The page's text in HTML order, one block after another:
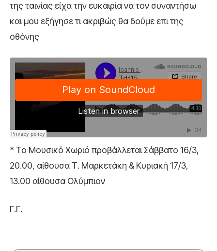
της ταινίας είχα την ευκαιρία να τον συναντήσω
και μου εξήγησε τι ακριβώς θα δούμε επι της
οθόνης
* Το Μουσικό Χωριό προβάλλεται Σάββατο 16/3,
20.00, αίθουσα Τ. Μαρκετάκη & Κυριακή 17/3,
13.00 αίθουσα Ολύμπιον
Γ.Γ.